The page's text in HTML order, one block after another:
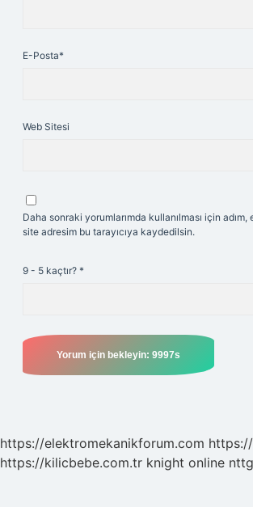
E-Posta*
Web Sitesi
Daha sonraki yorumlarımda kullanılması için
site adresim bu tarayıcıya kaydedilsin.
9 - 5 kaçtır? *
https://elektromekanikforum.com
https://kilicbebe.com.tr knight online